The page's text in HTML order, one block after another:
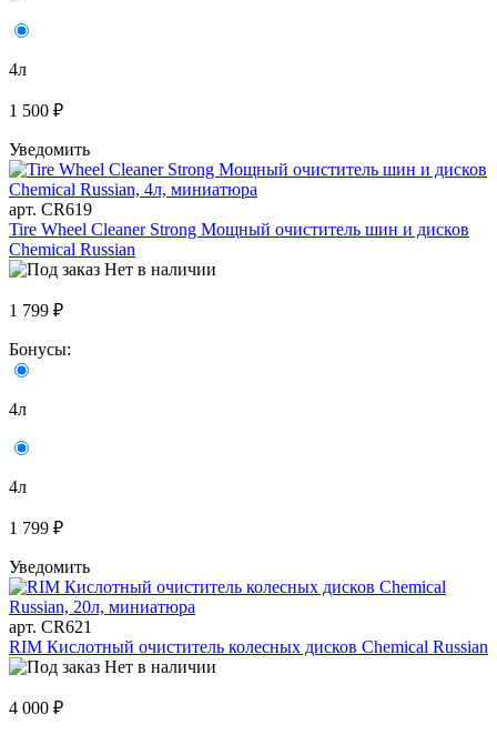
4л
1 500 ₽
Уведомить
арт. CR619
Tire Wheel Cleaner Strong Мощный очиститель шин и дисков
Chemical Russian
Нет в наличии
1 799 ₽
Бонусы:
4л
4л
1 799 ₽
Уведомить
арт. CR621
RIM Кислотный очиститель колесных дисков Chemical Russian
Нет в наличии
4 000 ₽